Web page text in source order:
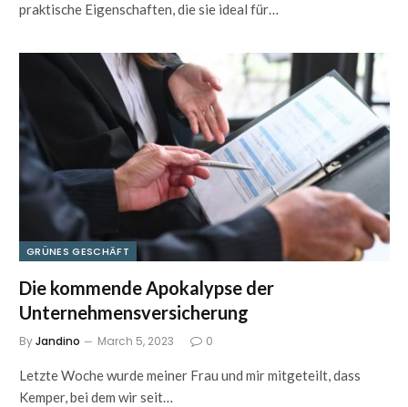
praktische Eigenschaften, die sie ideal für…
GRÜNES GESCHÄFT
Die kommende Apokalypse der
Unternehmensversicherung
ByJandino March 5, 2023 0
Letzte Woche wurde meiner Frau und mir mitgeteilt, dass
Kemper, bei dem wir seit…